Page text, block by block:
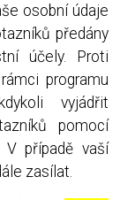
osobní údaje
předány
účely. Proti
programu
vyjádřit
pomocí
případě vaší
zasílat.